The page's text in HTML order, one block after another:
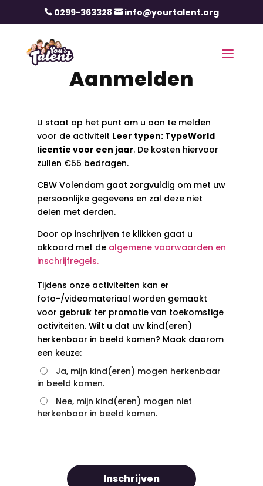
 0299-363328  info@yourtalent.org
Aanmelden
U staat op het punt om u aan te melden
voor de activiteit Leer typen: TypeWorld
licentie voor een jaar. De kosten hiervoor
zullen €55 bedragen.
CBW Volendam gaat zorgvuldig om met uw
persoonlijke gegevens en zal deze niet
delen met derden.
Door op inschrijven te klikken gaat u
akkoord met de algemene voorwaarden en
inschrijfregels.
Tijdens onze activiteiten kan er
foto-/videomateriaal worden gemaakt
voor gebruik ter promotie van toekomstige
activiteiten. Wilt u dat uw kind(eren)
herkenbaar in beeld komen? Maak daarom
een keuze:
Ja, mijn kind(eren) mogen herkenbaar
in beeld komen.
Nee, mijn kind(eren) mogen niet
herkenbaar in beeld komen.
Inschrijven